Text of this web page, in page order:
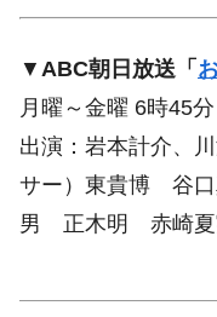
▼ ABC朝日放送「
月曜～金曜 6時45
出演：岩本計介、
サー）東貴博 谷
男 正木明 赤崎